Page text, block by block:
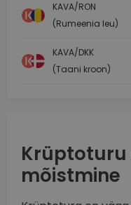
KAVA/RON
(Rumeenia leu)
KAVA/DKK
(Taani kroon)
mõistmine